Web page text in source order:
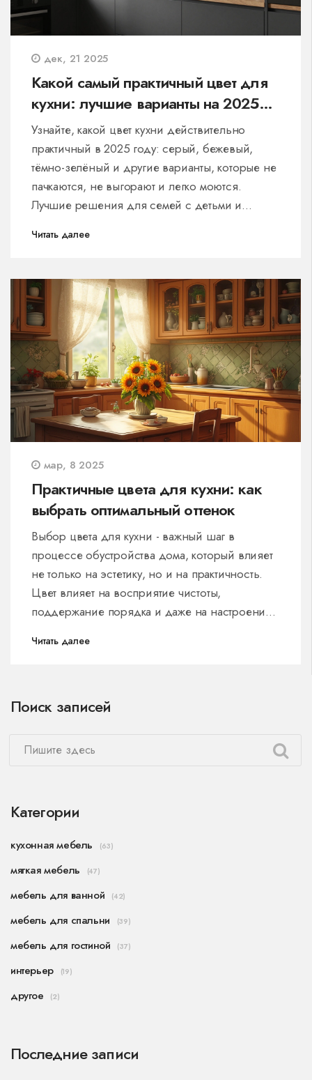
дек, 21 2025
Какой самый практичный цвет для
кухни: лучшие варианты на 2025
год
Узнайте, какой цвет кухни действительно
практичный в 2025 году: серый, бежевый,
тёмно-зелёный и другие варианты, которые не
пачкаются, не выгорают и легко моются.
Лучшие решения для семей с детьми и
Читать далее
мар, 8 2025
Практичные цвета для кухни: как
выбрать оптимальный оттенок
Выбор цвета для кухни - важный шаг в
процессе обустройства дома, который влияет
не только на эстетику, но и на практичность.
Цвет влияет на восприятие чистоты,
поддержание порядка и даже на настроение.
оптимального цвета и их влияние на
атмосферы в кухонном пространстве.
Читать далее
Поиск записей
Категории
кухонная мебель (63)
мягкая мебель (47)
мебель для ванной (42)
мебель для спальни (39)
мебель для гостиной (37)
интерьер (19)
другое (2)
Последние записи